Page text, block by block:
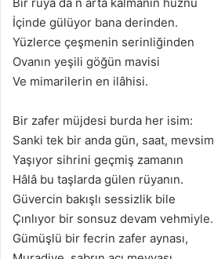
İçinde gülüyor bana derinden.
Yüzlerce çeşmenin serinliğinden
Ovanın yeşili göğün mavisi
Ve mimarilerin en ilâhisi.
Bir zafer müjdesi burda her isim:
Sanki tek bir anda gün, saat, mevsim
Yaşıyor sihrini geçmiş zamanın
Hâlâ bu taşlarda gülen rüyanın.
Güvercin bakışlı sessizlik bile
Çınlıyor bir sonsuz devam vehmiyle.
Gümüşlü bir fecrin zafer aynası,